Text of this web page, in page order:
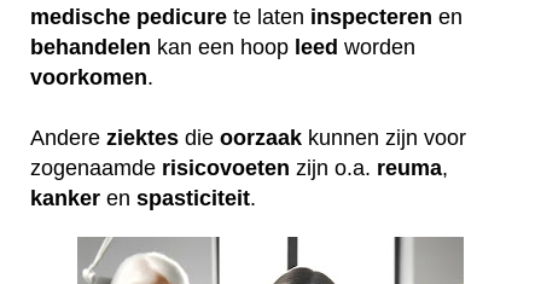
medische pedicure te laten inspecteren en
behandelen kan een hoop leed worden
voorkomen.
Andere ziektes die oorzaak kunnen zijn voor
zogenaamde risicovoeten zijn o.a. reuma,
kanker en spasticiteit.